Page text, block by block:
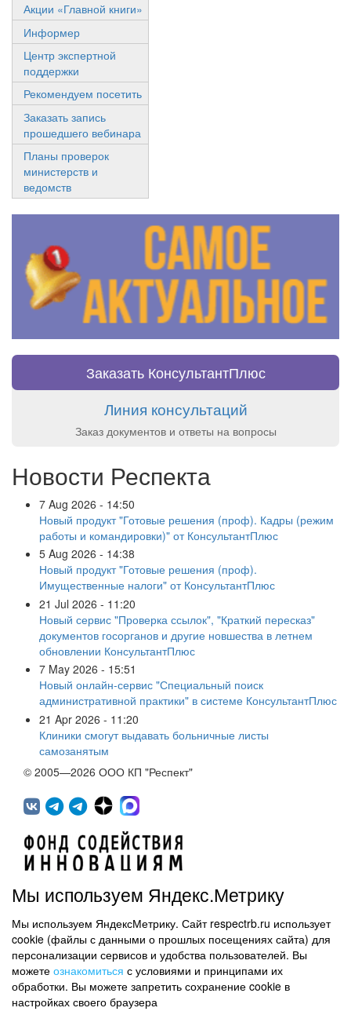
Акции «Главной книги»
Информер
Центр экспертной
поддержки
Рекомендуем посетить
Заказать запись
прошедшего вебинара
Планы проверок
министерств и
ведомств
Заказать КонсультантПлюс
Линия консультаций
Заказ документов и ответы на вопросы
Новости Респекта
7 Aug 2026 - 14:50
Новый продукт "Готовые решения (проф). Кадры (режим
работы и командировки)" от КонсультантПлюс
5 Aug 2026 - 14:38
Новый продукт "Готовые решения (проф).
Имущественные налоги" от КонсультантПлюс
21 Jul 2026 - 11:20
Новый сервис "Проверка ссылок", "Краткий пересказ"
документов госорганов и другие новшества в летнем
обновлении КонсультантПлюс
7 May 2026 - 15:51
Новый онлайн-сервис "Специальный поиск
административной практики" в системе КонсультантПлюс
21 Apr 2026 - 11:20
Клиники смогут выдавать больничные листы
самозанятым
© 2005—2026 ООО КП "Респект"
450071, г.Уфа, ул. 50 лет СССР, д.48 корп.1, офис 307
(347) 291 20 70
Контактная информация
Карта сайта
Мы используем Яндекс.Метрику
Мы используем ЯндексМетрику. Сайт respectrb.ru использует
cookie (файлы с данными о прошлых посещениях сайта) для
персонализации сервисов и удобства пользователей. Вы
можете ознакомиться с условиями и принципами их
обработки. Вы можете запретить сохранение cookie в
настройках своего браузера